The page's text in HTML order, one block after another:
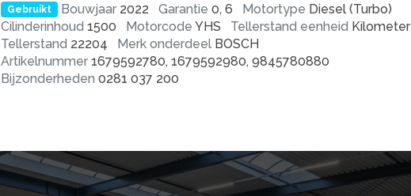
Gebruikt Bouwjaar2022 Garantie 0, 6 Motortype Diesel (Turbo)
Cilinderinhoud 1500 Motorcode YHS Tellerstand eenheid Kilometer
Tellerstand 22204 Merk onderdeel BOSCH
Artikelnummer 1679592780, 1679592980, 9845780880
Bijzonderheden 0281 037 200